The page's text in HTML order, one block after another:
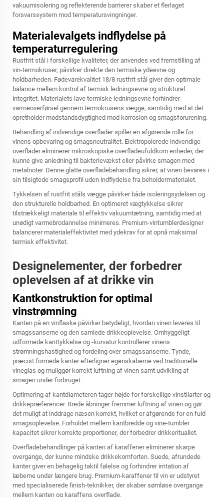
vakuumisolering og reflekterende barrierer skaber et flerlaget
forsvarssystem mod temperatursvingninger.
Materialevalgets indflydelse på
temperaturregulering
Rustfrit stål i forskellige kvaliteter, der anvendes ved fremstilling af
vin-termokruser, påvirker direkte den termiske ydeevne og
holdbarheden. Fødevarekvalitet 18/8 rustfrit stål giver den optimale
balance mellem kontrol af termisk ledningsevne og strukturel
integritet. Materialets lave termiske ledningsevne forhindrer
varmeoverførsel gennem termokrusens vægge, samtidig med at det
opretholder modstandsdygtighed mod korrosion og smagsforurening.
Behandling af indvendige overflader spiller en afgørende rolle for
vinens opbevaring og smagsneutralitet. Elektropolerede indvendige
overflader eliminerer mikroskopiske overfladeufuldkom enheder, der
kunne give anledning til bakterievækst eller påvirke smagen med
metalnoter. Denne glatte overfladebehandling sikrer, at vinen bevares i
sin tilsigtede smagsprofil uden indflydelse fra beholdermaterialet.
Tykkelsen af rustfrit ståls vægge påvirker både isoleringsydelsen og
den strukturelle holdbarhed. En optimeret vægtykkelse sikrer
tilstrækkeligt materiale til effektiv vakuumtætning, samtidig med at
unødigt varmebrodannelse minimeres. Premium-vintumblerdesigner
balancerer materialeffektivitet med ydekrav for at opnå maksimal
termisk effektivitet.
Designelementer, der forbedrer
oplevelsen af at drikke vin
Kantkonstruktion for optimal
vinstrømning
Kanten på en vinflaske påvirker betydeligt, hvordan vinen leveres til
smagssanserne og den samlede drikkeoplevelse. Omhyggeligt
udformede kanttykkelse og -kurvatur kontrollerer vinens
strømningshastighed og fordeling over smagssanserne. Tynde,
præcist formede kanter efterligner egenskaberne ved traditionelle
vineglas og muliggør korrekt luftning af vinen samt udvikling af
smagen under forbruget.
Optimering af kantdiameteren tager højde for forskellige vinstilarter og
drikkepræferencer. Brede åbninger fremmer luftning af vinen og gør
det muligt at inddrage næsen korrekt, hvilket er afgørende for en fuld
smagsoplevelse. Forholdet mellem kantbredde og vine-tumbler
kapacitet sikrer korrekte proportioner, der forbedrer drikkerituallet.
Overfladebehandlinger på kanten af karaffener eliminerer skarpe
overgange, der kunne mindske drikkekomforten. Suede, afrundede
kanter giver en behagelig taktil følelse og forhindrer irritation af
læberne under længere brug. Premium-karaffener til vin er udstyret
med specialiserede finish-teknikker, der skaber sømløse overgange
mellem kanten og karaffens overflade.